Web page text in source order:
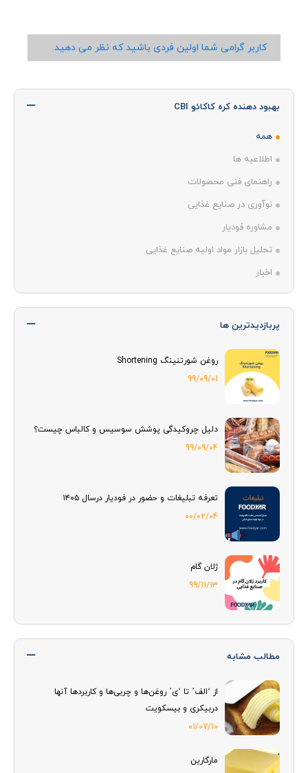
کاربر گرامی شما اولین فردی باشید که نظر می دهید.
بهبود دهنده کره کاکائو CBI
همه
اطلاعیه ها
راهنمای فنی محصولات
نوآوری در صنایع غذایی
مشاوره فودیار
تحلیل بازار مواد اولیه صنایع غذایی
اخبار
پربازدیدترین ها
روغن شورتنینگ Shortening
99/09/01
دلیل چروکیدگی پوشش سوسیس و کالباس چیست؟
99/09/04
تعرفه تبلیغات و حضور در فودیار درسال ۱۴۰۵
00/02/04
ژلان گام
99/11/13
مطالب مشابه
از ‘الف’ تا ‘ی’ روغن‌ها و چربی‌ها و کاربردها آنها
دربیکری و بیسکویت
01/07/10
مارگارین